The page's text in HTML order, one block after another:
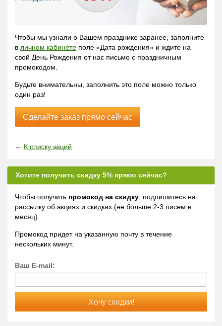
Чтобы мы узнали о Вашем празднике заранее, заполните
в личном кабинете поле «Дата рождения» и ждите на
свой День Рождения от нас письмо с праздничным
промокодом.
Будьте внимательны, заполнить это поле можно только
один раз!
Сделайте заказ прямо сейчас
← К списку акций
Хотите получить скидку 5% прямо сейчас?
Чтобы получить промокод на скидку , подпишитесь на
рассылку об акциях и скидках (не больше 2-3 писем в
месяц).
Промокод придет на указанную почту в течение
нескольких минут.
Ваш E-mail: